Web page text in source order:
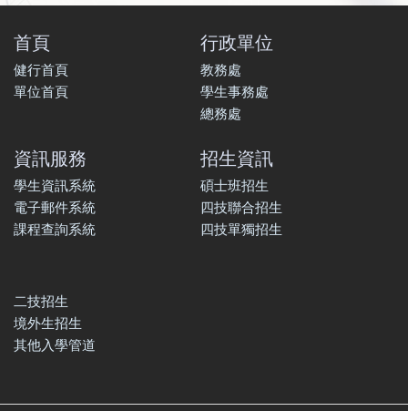
首頁
健行首頁
單位首頁
行政單位
教務處
學生事務處
總務處
資訊服務
學生資訊系統
電子郵件系統
課程查詢系統
招生資訊
碩士班招生
四技聯合招生
四技單獨招生
二技招生
境外生招生
其他入學管道